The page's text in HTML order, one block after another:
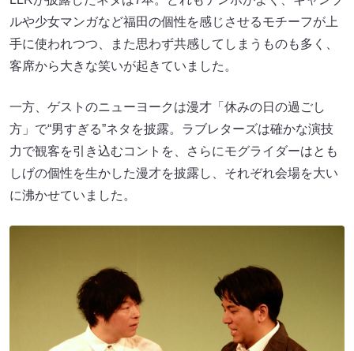
ルや少女マンガなど福田の個性を感じさせるモチーフが上
手に使われつつ、また思わず共感してしまうものも多く、
客席から大きな笑いが起きていました。
一方、ゲストのニューヨークは漫才「休みの日の過ごし
方」で“男すぎる”ネタを披露。ラブレターズは確かな演技
力で観客を引き込むコントを、さらにモグライダーはとも
しげの個性を生かした漫才を披露し、それぞれ会場を大い
に沸かせていました。